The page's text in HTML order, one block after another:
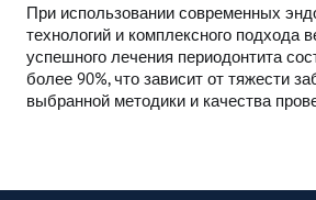
При использовании современных
технологий и комплексного подхода
успешного лечения периодонтита
более 90%, что зависит от тяжести
выбранной методики и качества